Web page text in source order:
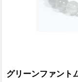
グリーンファント